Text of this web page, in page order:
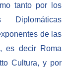
tanto por los
de las
es decir Roma
Cultura, y por